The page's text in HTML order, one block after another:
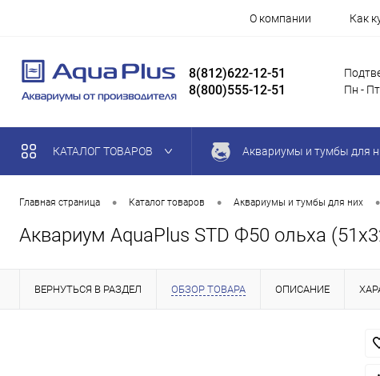
О компании Как
8(812)622-12-51
8(800)555-12-51
Пн -
КАТАЛОГ ТОВАРОВ Аквариумы и тумбы для
Главная страница • Каталог товаров • Аквариумы и тумбы для них •
Аквариум AquaPlus STD Ф50 ольха
ВЕРНУТЬСЯ В РАЗДЕЛ ОБЗОР ТОВАРА ОПИСАНИЕ